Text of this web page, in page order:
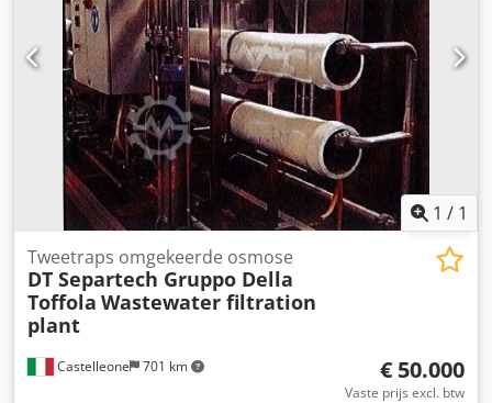
1 / 1
Castelleone 701 km
Tweetraps omgekeerde osmose
DT Separtech Gruppo Della
Toffola Wastewater filtration
plant
€ 50.000
Vaste prijs excl. btw